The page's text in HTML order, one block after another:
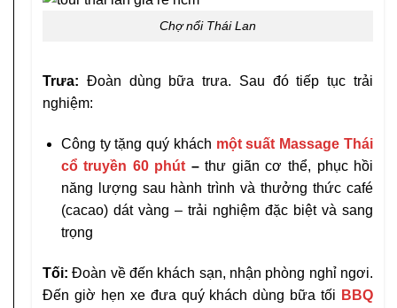
Chợ nổi Thái Lan
Trưa: Đoàn dùng bữa trưa. Sau đó tiếp tục trải
nghiệm:
Công ty tặng quý khách một suất Massage Thái
cổ truyền 60 phút –thư giãn cơ thể, phục hồi
năng lượng sau hành trình và thưởng thức café
(cacao) dát vàng – trải nghiệm đặc biệt và sang
trọng
Tối:Đoàn về đến khách sạn, nhận phòng nghỉ ngơi.
Đến giờ hẹn xe đưa quý khách dùng bữa tối BBQ